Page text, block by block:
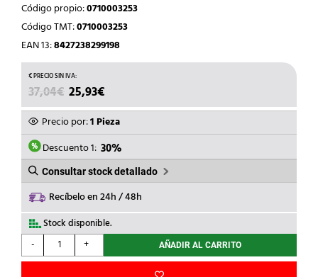
Código propio:0710003253
Código TMT:0710003253
EAN 13:8427238299198
37,04€ EL
PRECIO
ORIGINAL
ERA:
37,04€.
25,93€
PRECIO
ACTUAL
ES:
25,93€.
Precio por:1 Pieza
Descuento 1: 30%
Consultar stock detallado
Recíbelo en 24h / 48h
Stock disponible.
-
NIESSEN
-
+ AÑADIR AL CARRITO